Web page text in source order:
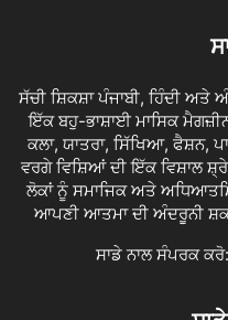
ਸੱਚੀ ਸ਼ਿਕਸ਼ਾ ਪੰਜਾਬੀ, ਹਿੰਦੀ ਅਤੇ
ਇੱਕ ਬਹੁ-ਭਾਸ਼ਾਈ ਮਾਸਿਕ
ਕਲਾ, ਯਾਤਰਾ, ਸਿੱਖਿਆ, ਫੈਸ਼ਨ,
ਵਰਗੇ ਵਿਸ਼ਿਆਂ ਦੀ ਇੱਕ ਵਿਸ਼ਾਲ
ਲੋਕਾਂ ਨੂੰ ਸਮਾਜਿਕ ਅਤੇ
ਆਪਣੀ ਆਤਮਾ ਦੀ ਅੰਦਰੂਨੀ
ਸਾਡੇ ਨਾਲ ਸੰਪਰਕ ਕਰੋ: